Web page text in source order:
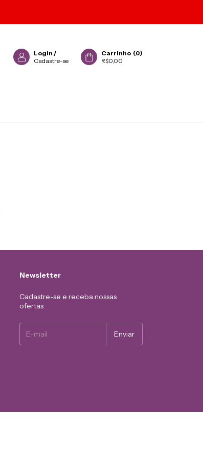
Login /
Cadastre-se
Carrinho (0)
R$0,00
Newsletter
Cadastre-se e receba nossas
ofertas.